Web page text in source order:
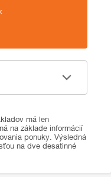
má len
na základe informácií
ponuky. Výsledná
na dve desatinné